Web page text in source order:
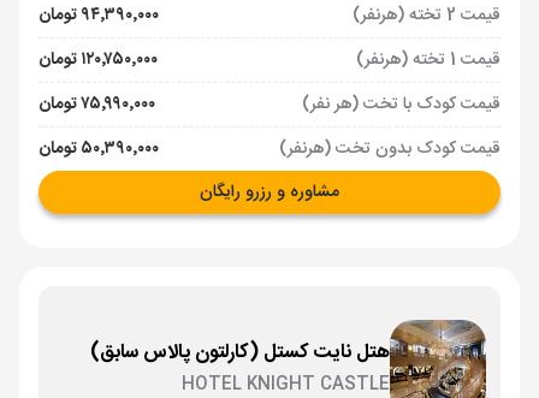
قیمت 2 تخته (هرنفر)
۹۴٬۳۹۰٬۰۰۰ تومان
قیمت 1 تخته (هرنفر)
۱۲۰٬۷۵۰٬۰۰۰ تومان
قیمت کودک با تخت (هر نفر)
۷۵٬۹۹۰٬۰۰۰ تومان
قیمت کودک بدون تخت (هرنفر)
۵۰٬۳۹۰٬۰۰۰ تومان
مشاوره و رزرو رایگان
هتل نایت کستل (کارلتون پالاس سابق)
HOTEL KNIGHT CASTLE